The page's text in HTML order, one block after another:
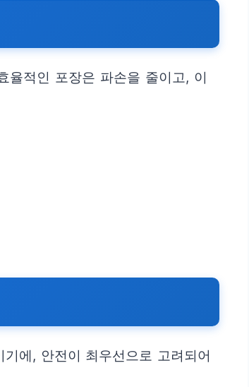
율적인 포장은 파손을 줄이고, 이
에, 안전이 최우선으로 고려되어